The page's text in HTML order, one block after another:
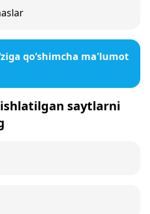
qo‘shimcha ma'lumot
ishlatilgan saytlarni